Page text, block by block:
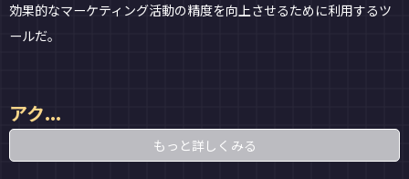
効果的なマーケティング活動の精度を向上させるために利用するツ
ールだ。
アク...
もっと詳しくみる